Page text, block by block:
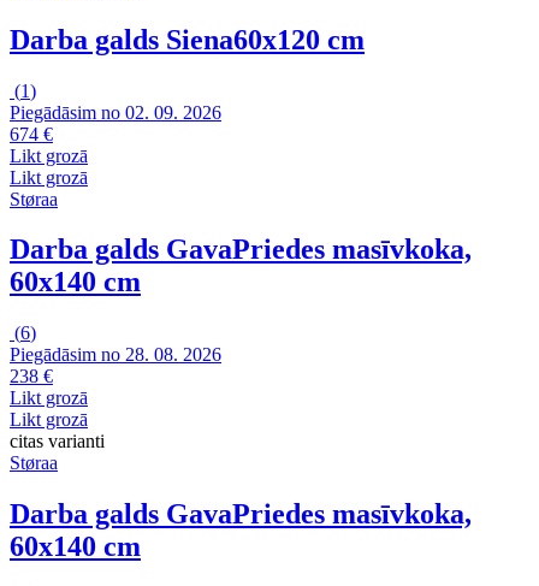
Darba galds Siena60x120 cm
(1)
Piegādāsim no 02. 09. 2026
674 €
Likt grozā
Likt grozā
Støraa
Darba galds GavaPriedes masīvkoka,
60x140 cm
(6)
Piegādāsim no 28. 08. 2026
238 €
Likt grozā
Likt grozā
citas varianti
Støraa
Darba galds GavaPriedes masīvkoka,
60x140 cm